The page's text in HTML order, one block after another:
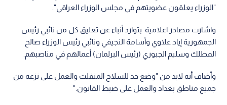
"الوزراء يعلقون عضويتهم في مجلس الوزراء العراقي".
واشارت مصادر اعلامية بتوارد أنباء عن تعليق كل من نائبي رئيس
الجمهورية إياد علاوي وأسامة النجيفي ونائبي رئيس الوزراء صالح
المطلك وسليم الجبوري (رئيس البرلمان) أعمالهم في مناصبهم.
وأضاف أنه لابد من "وضع حد للسلاح المنفلت والعمل على نزعه من
جميع مناطق بغداد والعمل على ضبط القانون."